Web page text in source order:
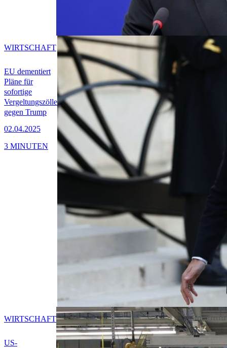
EU dementiert
Pläne für
sofortige
Vergeltungszölle
gegen Trump
02.04.2025
WIRTSCHAFT
3 MINUTEN
US-
WIRTSCHAFT